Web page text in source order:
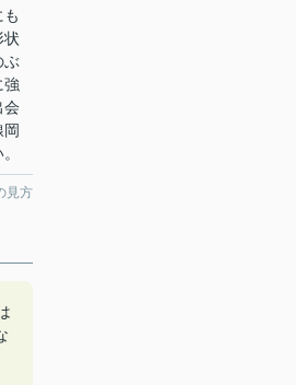
状
ぶ
強
会
見方